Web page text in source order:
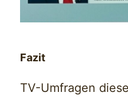
Fazit
TV-Umfragen